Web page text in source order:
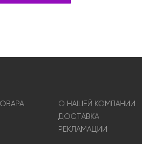
О НАШЕЙ КОМПАНИИ
ДОСТАВКА
РЕКЛАМАЦИИ